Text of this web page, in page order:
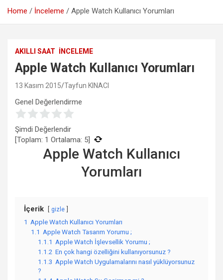
Home İnceleme Apple Watch Kullanıcı Yorumları
AKILLI SAAT İNCELEME
Apple Watch Kullanıcı Yorumları
13 Kasım 2015 Tayfun KINACI
Genel Değerlendirme
Şimdi Değerlendir
[Toplam: 1 Ortalama: 5]
Apple Watch Kullanıcı
Yorumları
İçerik gizle
1 Apple Watch Kullanıcı Yorumları
1.1 Apple Watch Tasarım Yorumu ;
1.1.1 Apple Watch İşlevsellik Yorumu ;
1.1.2 En çok hangi özelliğini kullanıyorsunuz ?
1.1.3 Apple Watch Uygulamalarını nasıl yüklüyorsunuz
?